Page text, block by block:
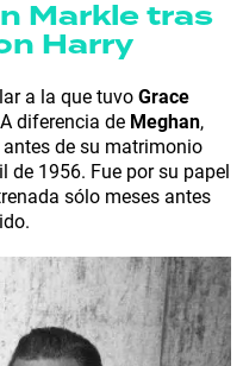
Markle tras
Harry
a la que tuvoGrace
diferencia de Meghan,
de su matrimonio
de 1956. Fue por su papel
sólo meses antes